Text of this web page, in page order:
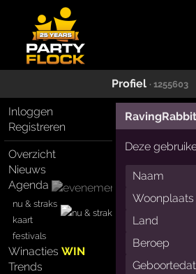
Profiel · 1255603
Inloggen
Registreren
Overzicht
Nieuws
Agenda
nu & straks
kaart
festivals
WinactiesWIN
Trends
Deze
Naam
Woonplaats
Land
Beroep